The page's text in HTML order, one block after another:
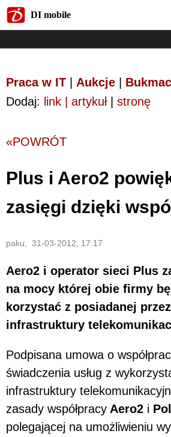
DI mobile
Praca w IT Aukcje
Dodaj: link | artykuł| stronę
«POWRÓT
Plus i Aero2
zasięgi dzięki
paku, 31-03-2012, 17:17
Aero2 i operator sieci Plus
na mocy której obie firmy
korzystać z posiadanej
infrastruktury
Podpisana umowa o
świadczenia usług z
infrastruktury
zasady współpracy Aero2 i
polegającej na umożliwieniu
DI mobile